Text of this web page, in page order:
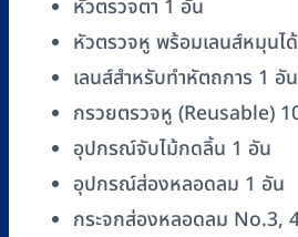
หัวตรวจตา 1 อัน
หัวตรวจหู พร้อมเลนส์หมุนไ
เลนส์สำหรับทำหัตถการ 1 อัน
กรวยตรวจหู (Reusable)
อุปกรณ์จับไม้กดลิ้น 1 อัน
อุปกรณ์ส่องหลอดลม 1 อัน
กระจกส่องหลอดลม No.3,